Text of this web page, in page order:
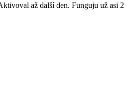
až další den. Funguju už asi 2